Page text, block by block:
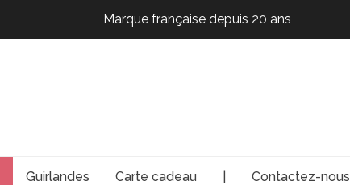
Marque française depuis 20 ans
Marque française depuis 20 ans
Guirlandes Carte cadeau Contactez-nous